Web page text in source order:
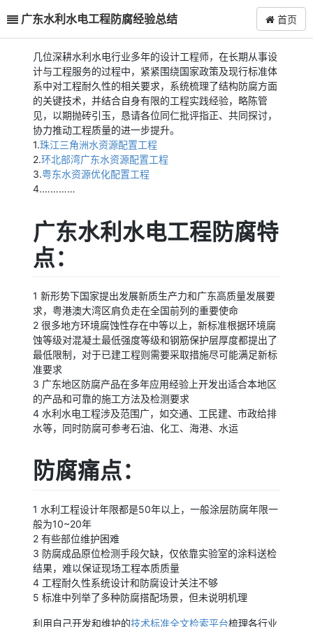
广东水利水电工程防腐经验总结 首页
几位深耕水利水电行业多年的设计工程师，在长期从事设
计与工程服务的过程中，紧紧围绕国家政策及现行标准体
系中对工程耐久性的相关要求，系统梳理了结构防腐方面
的关键技术，并结合自身有限的工程实践经验，略陈管
见，以期抛砖引玉，恳请各位同仁批评指正、共同探讨，
协力推动工程质量的进一步提升。
1.珠江三角洲水资源配置工程
2.环北部湾广东水资源配置工程
3.粤东水资源优化配置工程
4.…………
广东水利水电工程防腐特
点：
1 新形势下国家提出发展新质生产力和广东高质量发展要
求，粤港澳大湾区肩负走在全国前列的重要使命
2 很多地方环境腐蚀性存在中等以上，新标准根据环境腐
蚀等级对混凝土最低强度等级和钢筋保护层厚度都提出了
最低限制，对于已建工程则需要采取措施尽可能满足新标
准要求
3 广东地区防腐产品在多年应用经验上开发出适合本地区
的产品和可靠的施工方法及检测要求
4 水利水电工程涉及范围广，如交通、工民建、市政给排
水等，同时防腐可参考石油、化工、海港、水运
防腐痛点：
1 水利工程设计年限都是50年以上，一般涂层防腐年限一
般为10~20年
2 有些部位维护困难
3 防腐成品原位检测手段欠缺，仅依靠实验室的涂料送检
结果，难以保证现场工程本质质量
4 工程耐久性系统设计和防腐设计关注不够
5 标准中列举了多种防腐搭配场景，但未说明机理
利用自己开发和维护的技术标准全文检索平台梳理各行业